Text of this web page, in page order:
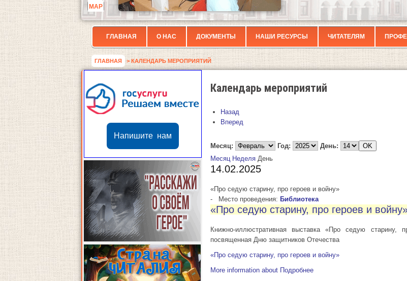
МАР
ГЛАВНАЯ О НАС ДОКУМЕНТЫ НАШИ РЕСУРСЫ ЧИТАТЕЛЯМ
ГЛАВНАЯ > КАЛЕНДАРЬ МЕРОПРИЯТИЙ
Напишите нам
Календарь мероприятий
Назад
Вперед
Месяц: Год:
День:
Месяц Неделя День
14.02.2025
«Про седую старину, про героев и войну»
-
Место проведения: Библиотека
«Про седую старину, про героев и
Книжно-иллюстративная выставка «Про седую старину,
посвященная Дню защитников Отечества
«Про седую старину, про героев и войну»
More information about Подробнее